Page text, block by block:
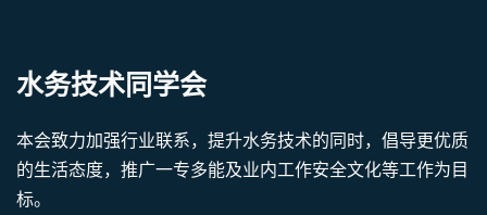
水务技术同学会
本会致力加强行业联系，提升水务技术的同时，倡导更优质
的生活态度，推广一专多能及业内工作安全文化等工作为目
标。